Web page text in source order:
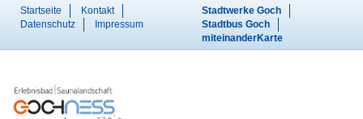
Startseite
Kontakt
Datenschutz
Impressum
Stadtwerke Goch
Stadtbus Goch
miteinanderKarte